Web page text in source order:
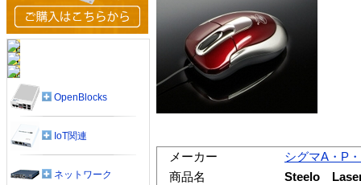
メーカー
シグマA・P
商品名
Steelo Laser
OpenBlocks
IoT関連
ネットワーク